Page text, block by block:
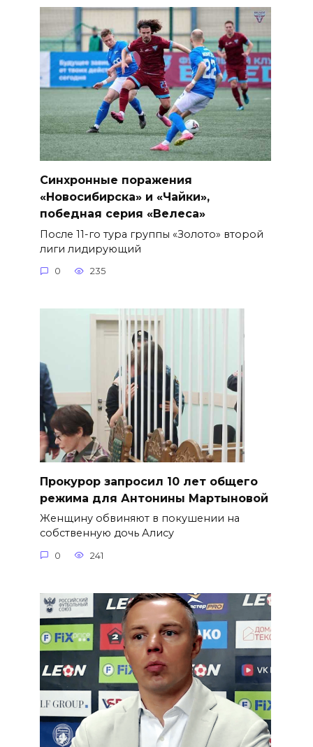
Синхронные поражения
«Новосибирска» и «Чайки»,
победная серия «Велеса»
После 11-го тура группы «Золото» второй
лиги лидирующий
0 235
​Прокурор запросил 10 лет общего
режима для Антонины Мартыновой
Женщину обвиняют в покушении на
собственную дочь Алису
0 241